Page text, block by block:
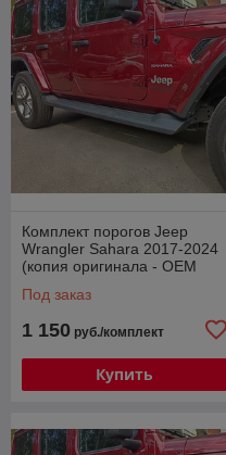
Комплект порогов Jeep
Wrangler Sahara 2017-2024
(копия оригинала - OEM
Под заказ
1 150 руб./комплект
Купить